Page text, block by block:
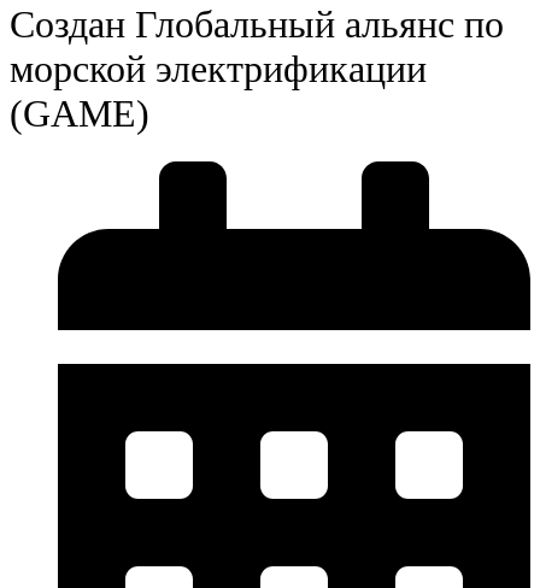
Создан Глобальный альянс по
морской электрификации
(GAME)